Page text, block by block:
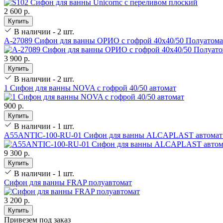
2 600 р.
Купить
В наличии - 2 шт.
А-27089 Сифон для ванны ОРИО с гофрой 40х40/50
3 900 р.
Купить
В наличии - 2 шт.
1 Сифон для ванны NOVA с гофрой 40/50 автомат
900 р.
Купить
В наличии - 1 шт.
А55ANTIC-100-RU-01 Сифон для ванны ALCAPLAST автомат
9 300 р.
Купить
В наличии - 1 шт.
Сифон для ванны FRAP полуавтомат
3 200 р.
Купить
Привезем под заказ